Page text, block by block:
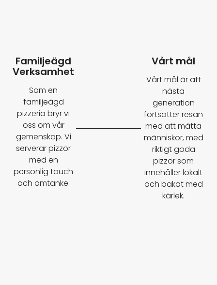
Familjeägd
Verksamhet
Som en
familjeägd
pizzeria bryr vi
oss om vår
gemenskap. Vi
serverar pizzor
med en
personlig touch
och omtanke.
Vårt mål
Vårt mål är att
nästa
generation
fortsätter resan
med att mätta
människor, med
riktigt goda
pizzor som
innehåller lokalt
och bakat med
kärlek.